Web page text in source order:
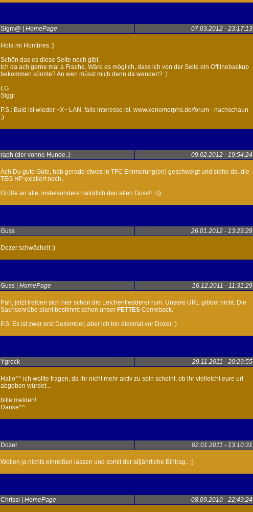
Sigm@ HomePage 07.03.2012 - 23:17:13
Hola mi Hombres :]
Schön das es diese Seite noch gibt.
Ich da ach gerne mal a Frache. Wäre es möglich, dass ich von der Seite ein Offlinebackup
bekommen könnte? An wen müsst mich denn da wenden? :)
LG
Siggi
P.S.: Bald ist wieder ~X~ LAN, falls interesse ist. www.xenomorphs.de/forum - nachschaun
;)
raph (der vonne Hunde..) 09.02.2012 - 19:54:24
Ach Du gute Güte, hab gerade etwas in TFC Erinnerung(en) geschwelgt und siehe da..die
TEG HP existiert noch..
Grüße an alle, insbesondere natürlich den alten Guss!! :-))
Guss 26.01.2012 - 13:29:29
Dozer schwächelt :)
Guss| HomePage 16.12.2011 - 11:31:29
Pah, jetzt treiben sich hier schon die Leichenfledderer rum. Unsere URL gibbet nicht. Die
Sachsenrübe plant bestimmt schon unser FETTESComeback.
P.S. Es ist zwar erst Dezember, aber ich bin diesmal vor Dozer :)
Ygreck 29.11.2011 - 20:29:55
Hallo^^ ich wollte fragen, da ihr nicht mehr aktiv zu sein scheint, ob ihr vielleicht eure url
abgeben würdet...
bitte melden!
Danke^^
Dozer 02.01.2011 - 13:10:31
Wollen ja nichts einreißen lassen und somit der alljährliche Eintrag.. ;)
Chrissi | HomePage 08.09.2010 - 22:49:24